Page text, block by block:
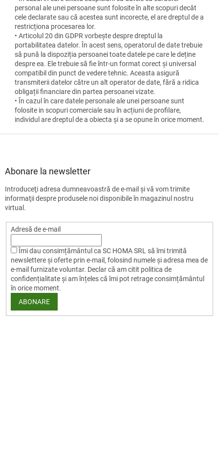
personal ale unei persoane sunt folosite în alte scopuri decât
cele declarate sau că acestea sunt incorecte, el are dreptul de a
restricționa procesarea lor.
• Articolul 20 din GDPR vorbește despre dreptul la
portabilitatea datelor. În acest sens, operatorul de date trebuie
să pună la dispoziția persoanei toate datele pe care le deține
despre ea. Ele trebuie să fie într-un format corect și universal
compatibil din punct de vedere tehnic. Aceasta asigură
transmiterii datelor către un alt operator de date, fără a ridica
obligații financiare din partea persoanei vizate.
• În cazul în care datele personale ale unei persoane sunt
folosite in scopuri comerciale sau în acțiuni de profilare,
individul are dreptul de a obiecta și a se opune în orice moment.
Abonare la newsletter
Introduceţi adresa dumneavoastră de e-mail şi vă vom trimite
informaţii despre produsele noi disponibile în magazinul nostru
virtual.
Adresă de e-mail
Îmi dau consimțământul ca SC HOMA SRL să îmi trimită
newslettere și oferte prin e-mail, folosind numele și adresa mea de
e-mail furnizate voluntar. Declar că am citit politica de
confidențialitate și am înțeles că îmi pot retrage consimțământul
în orice moment.
ABONARE